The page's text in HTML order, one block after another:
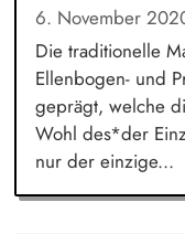
6. November
Die traditionelle
Ellenbogen- und
geprägt, welche
Wohl des*der
nur der einzige...